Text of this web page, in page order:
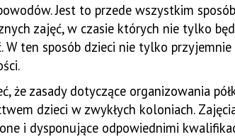
Jest to przede wszystkim
zajęć, w czasie których nie tylko
ten sposób dzieci nie tylko przyjemnie
że zasady dotyczące organizowania
dzieci w zwykłych koloniach.
i dysponujące odpowiednimi